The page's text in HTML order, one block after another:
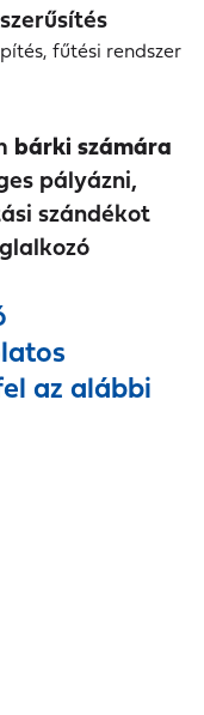
fűtési rendszer
bárki számára
pályázni,
szándékot
az alábbi